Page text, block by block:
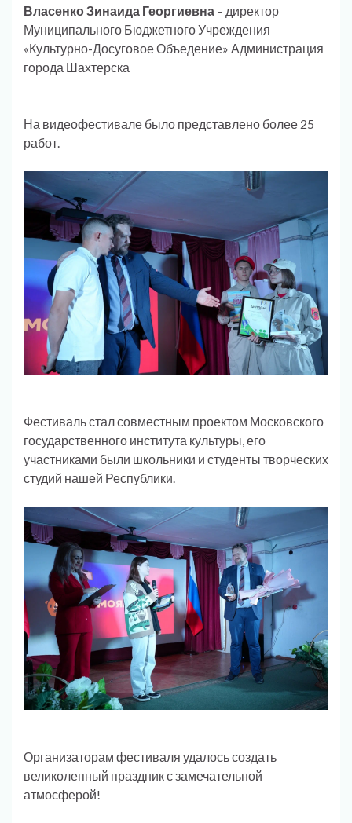
Власенко Зинаида Георгиевна – директор
Муниципального Бюджетного Учреждения
«Культурно-Досуговое Объедение» Администрация
города Шахтерска
На видеофестивале было представлено более 25
работ.
Фестиваль стал совместным проектом Московского
государственного института культуры, его
участниками были школьники и студенты творческих
студий нашей Республики.
Организаторам фестиваля удалось создать
великолепный праздник с замечательной
атмосферой!